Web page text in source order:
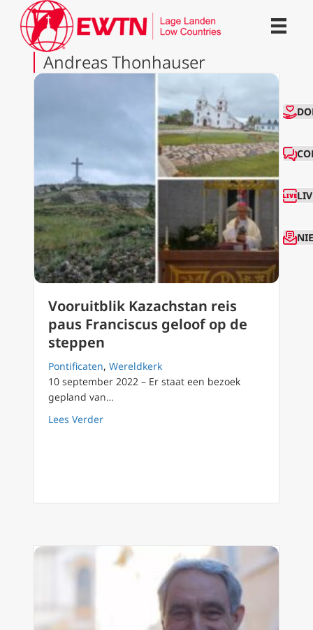
Andreas Thonhauser
Vooruitblik Kazachstan reis
paus Franciscus geloof op de
steppen
Pontificaten, Wereldkerk
10 september 2022 – Er staat een bezoek
gepland van…
Lees Verderabout Vooruitblik Kazachstan reis paus